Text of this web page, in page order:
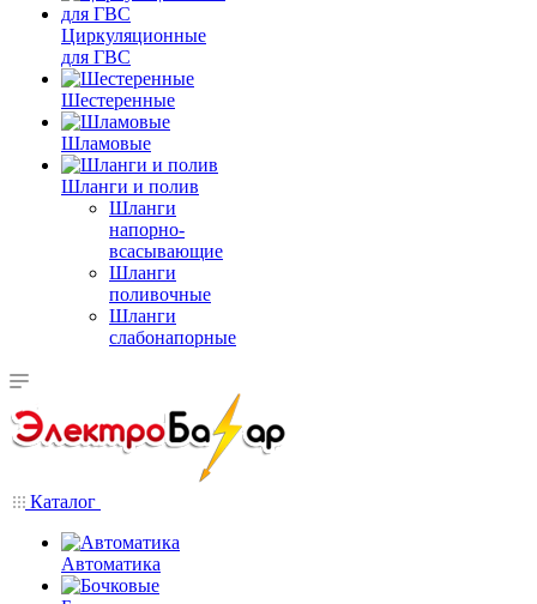
Циркуляционные
для ГВС
Шестеренные
Шламовые
Шланги и полив
Шланги
напорно-
всасывающие
Шланги
поливочные
Шланги
слабонапорные
Каталог
Автоматика